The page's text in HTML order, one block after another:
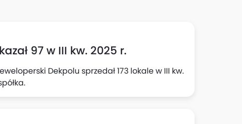
97 w III kw. 2025 r.
Dekpolu sprzedał 173 lokale w III kw.